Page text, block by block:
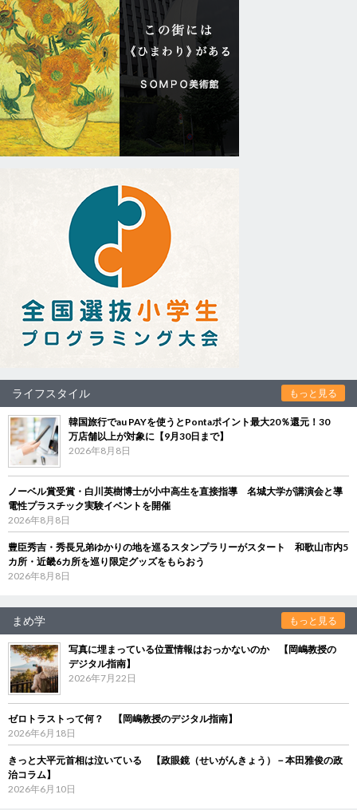
ライフスタイル もっと見る
韓国旅行でau PAYを使うとPontaポイント最大20％還元！30
万店舗以上が対象に【9月30日まで】
2026年8月8日
ノーベル賞受賞・白川英樹博士が小中高生を直接指導 名城大学が講演会と導
電性プラスチック実験イベントを開催
2026年8月8日
豊臣秀吉・秀長兄弟ゆかりの地を巡るスタンプラリーがスタート 和歌山市内5
カ所・近畿6カ所を巡り限定グッズをもらおう
2026年8月8日
まめ学 もっと見る
写真に埋まっている位置情報はおっかないのか 【岡嶋教授の
デジタル指南】
2026年7月22日
ゼロトラストって何？ 【岡嶋教授のデジタル指南】
2026年6月18日
きっと大平元首相は泣いている 【政眼鏡（せいがんきょう）－本田雅俊の政
治コラム】
2026年6月10日